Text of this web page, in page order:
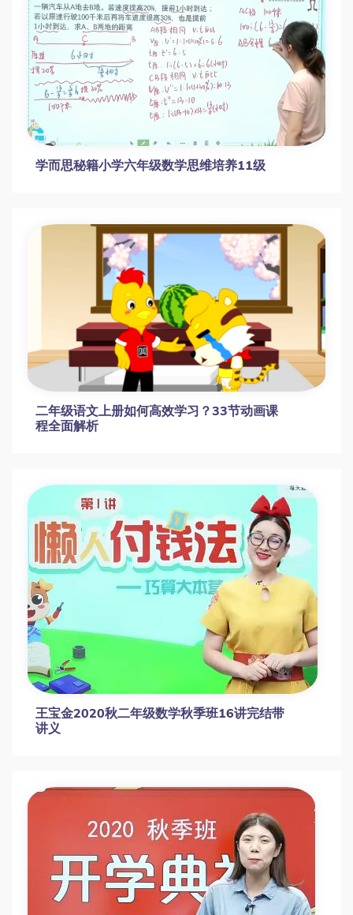
学而思秘籍小学六年级数学思维培养11级
二年级语文上册如何高效学习？33节动画课
程全面解析
王宝金2020秋二年级数学秋季班16讲完结带
讲义